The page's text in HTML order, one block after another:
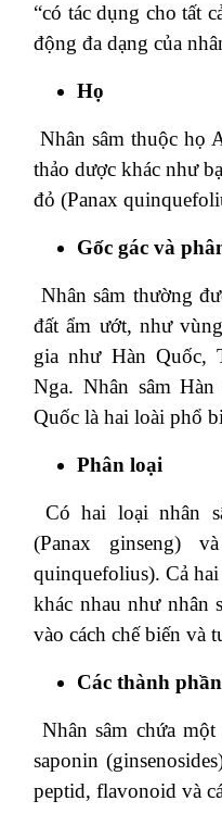
“có tác dụng cho tất
động đa dạng của
Họ
Nhân sâm thuộc họ
thảo dược khác như
đỏ (Panax
Gốc gác và
Nhân sâm thường
đất ẩm ướt, như
gia như Hàn Quốc,
Nga. Nhân sâm
Quốc là hai loài phổ
Phân loại
Có hai loại nhân
(Panax ginseng)
quinquefolius). Cả hai
khác nhau như nhân
vào cách chế biến và
Các thành
Nhân sâm chứa
saponin
peptid, flavonoid và